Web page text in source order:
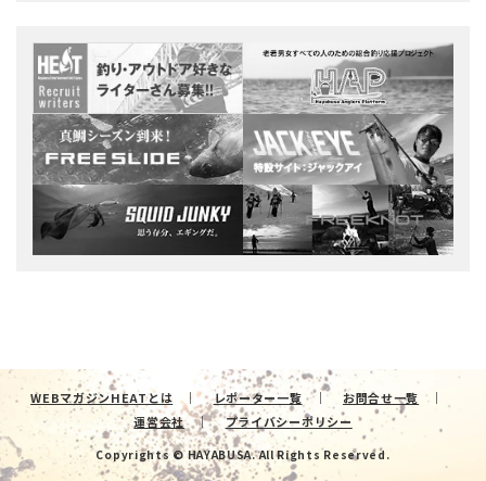
WEBマガジンHEATとは レポーター一覧
お問合せ一覧
運営会社
プライバシーポリシー
Copyrights © HAYABUSA. All Rights Reserved.